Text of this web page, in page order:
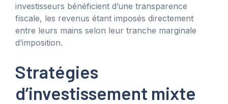
investisseurs bénéficient d’une transparence
fiscale, les revenus étant imposés directement
entre leurs mains selon leur tranche marginale
d’imposition.
Stratégies
d’investissement mixte